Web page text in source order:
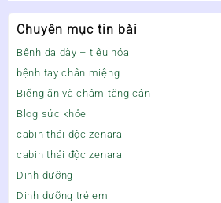
Chuyên mục tin bài
Bệnh dạ dày – tiêu hóa
bệnh tay chân miệng
Biếng ăn và chậm tăng cân
Blog sức khỏe
cabin thải độc zenara
cabin thải độc zenara
Dinh dưỡng
Dinh dưỡng trẻ em